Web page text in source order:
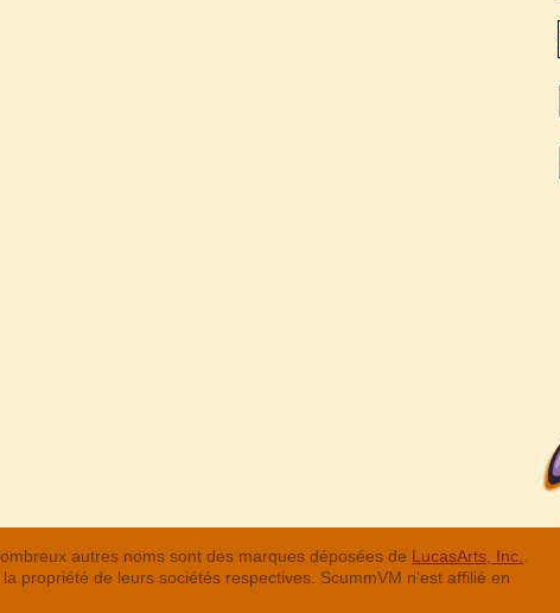
autres noms sont des marques déposées de LucasArts, Inc.
propriété de leurs sociétés respectives. ScummVM n'est affilié en